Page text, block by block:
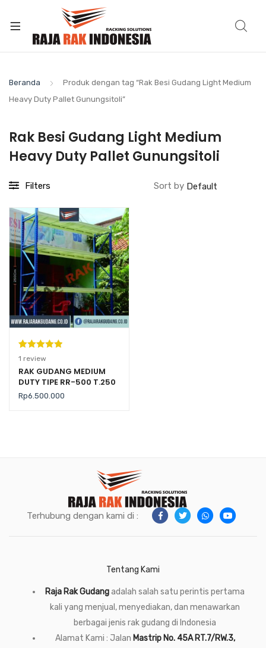
Beranda
Produk dengan tag “Rak Besi Gudang Light Medium
Heavy Duty Pallet Gunungsitoli”
Rak Besi Gudang Light Medium
Heavy Duty Pallet Gunungsitoli
Filters Sort by
Peringkat
5.00dari 5
berdasarka
n
1
penilaian
1 review
RAK GUDANG MEDIUM
DUTY TIPE RR-500 T.250
(Kekuatan 500 Kg per
Level)
Rp6.500.000
Terhubung dengan kami di :
Tentang Kami
Raja Rak Gudangadalah salah satu perintis pertama
kali yang menjual, menyediakan, dan menawarkan
berbagai jenis rak gudang di Indonesia
Alamat Kami : Jalan Mastrip No. 45A RT.7/RW.3,